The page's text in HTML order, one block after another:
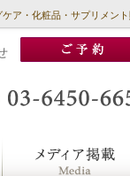
ア・化粧品・サプリメン